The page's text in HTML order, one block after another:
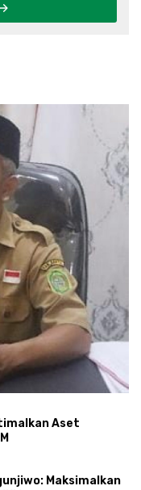
Aset
Maksimalkan